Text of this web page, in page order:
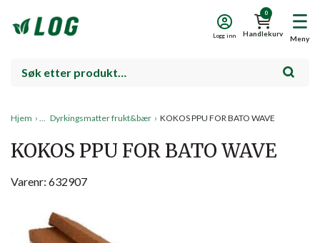
Meny
0
Handlekurv
Logg inn
Hjem › Dyrkingsmatter frukt&bær › KOKOS PPU FOR BATO WAVE
KOKOS PPU FOR BATO WAVE
Varenr: 632907